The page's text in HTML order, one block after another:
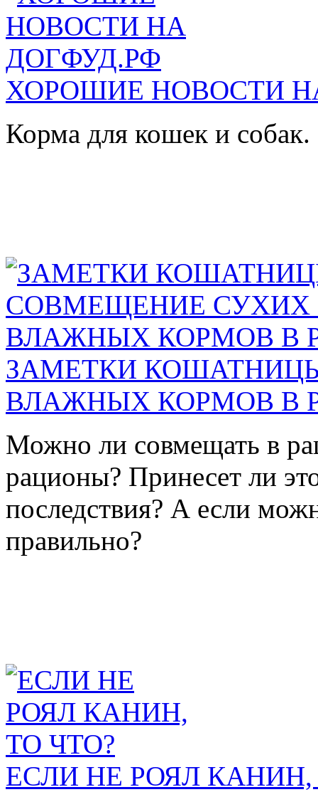
ХОРОШИЕ НОВОСТИ
Корма для кошек и
ЗАМЕТКИ
ВЛАЖНЫХ КОРМОВ В
Можно ли совмещать в
рационы? Принесет ли
последствия? А если
правильно?
ЕСЛИ НЕ РОЯЛ КАНИН,